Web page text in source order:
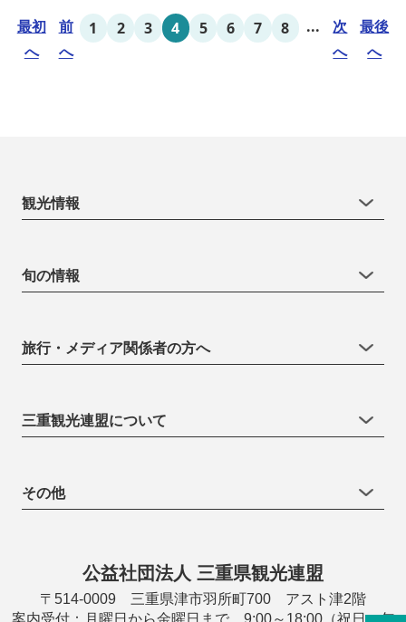
屋食の為、お子様連れやカッ...
最初
へ
前
へ
1 2 3 4 5 6 7 8 ...
次
へ
最後
へ
観光情報
旬の情報
旅行・メディア関係者の方へ
三重観光連盟について
その他
公益社団法人 三重県観光連盟
〒514-0009 三重県津市羽所町700 アスト津2階
案内受付：月曜日から金曜日まで 9:00～18:00（祝日・年